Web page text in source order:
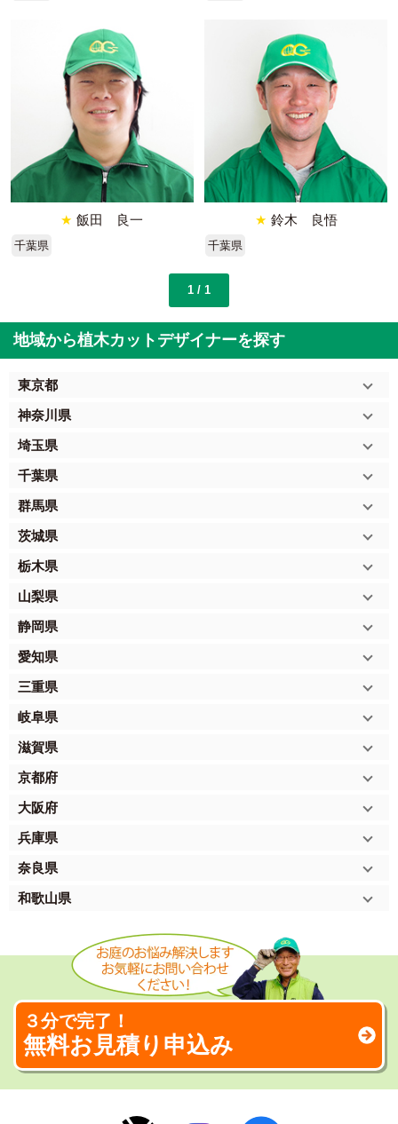
★ 飯田 良一
千葉県
★ 鈴木 良悟
千葉県
1 / 1
地域から植木カットデザイナーを探す
東京都
神奈川県
埼玉県
千葉県
群馬県
茨城県
栃木県
山梨県
静岡県
愛知県
三重県
岐阜県
滋賀県
京都府
大阪府
兵庫県
奈良県
和歌山県
３分で完了！
無料お見積り申込み